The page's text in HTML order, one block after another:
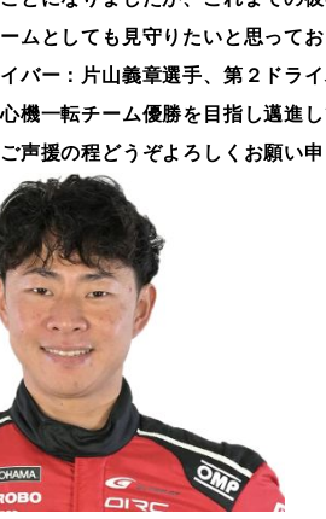
ムとしても見守りたいと思ってお
バー：片山義章選手、第２ドラ
機一転チーム優勝を目指し邁進し
声援の程どうぞよろしくお願い申